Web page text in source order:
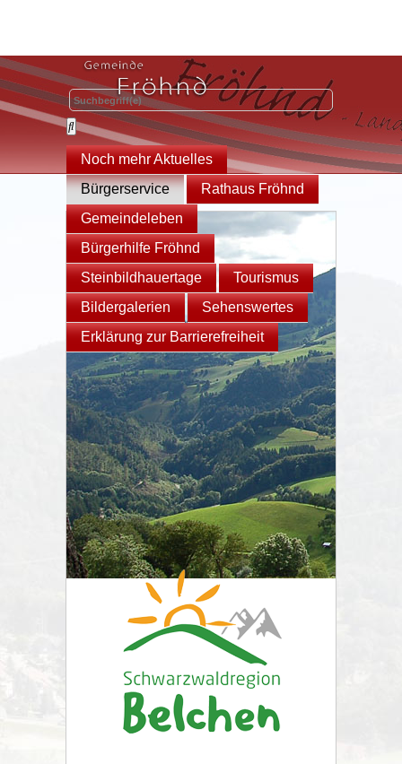
Noch mehr Aktuelles
Bürgerservice
Rathaus Fröhnd
Gemeindeleben
Bürgerhilfe Fröhnd
Steinbildhauertage
Tourismus
Bildergalerien
Sehenswertes
Erklärung zur Barrierefreiheit